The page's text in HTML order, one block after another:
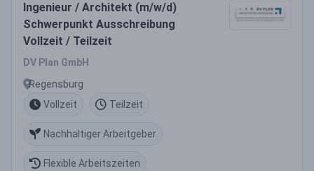
Ingenieur / Architekt (m/w/d)
Schwerpunkt Ausschreibung
Vollzeit / Teilzeit
DV Plan GmbH
Regensburg
Vollzeit
Teilzeit
Nachhaltiger Arbeitgeber
Flexible Arbeitszeiten